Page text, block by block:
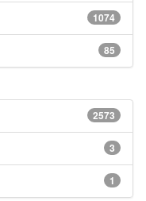
1074
85
2573
3
1